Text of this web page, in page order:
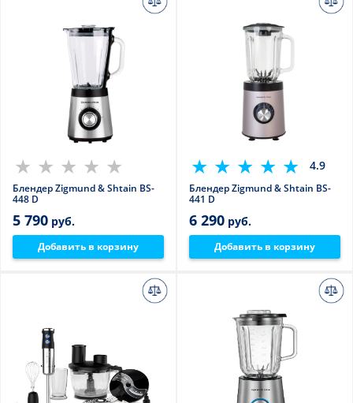
Блендер Zigmund & Shtain BS-
448 D
5 790 руб.
Добавить в корзину
4.9
Блендер Zigmund & Shtain BS-
441 D
6 290 руб.
Добавить в корзину